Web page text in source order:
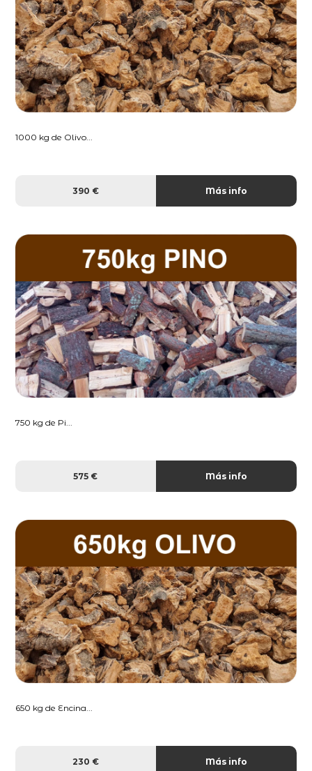
1000 kg de Olivo...
390 € Más info
750 kg de Pi...
575 € Más info
650 kg de Encina...
230 € Más info